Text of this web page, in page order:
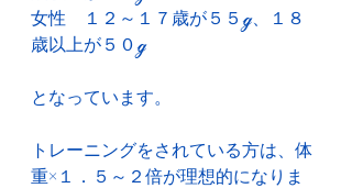
女性　１２～１７歳が５５ℊ、１８
歳以上が５０ℊ
となっています。
トレーニングをされている方は、体
重×１．５～２倍が理想的になりま